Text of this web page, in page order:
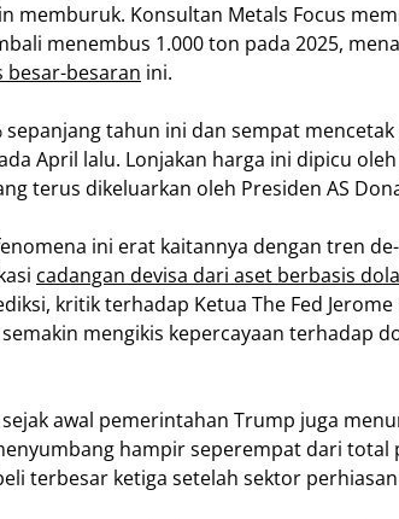
memburuk. Konsultan Metals Focus
menembus 1.000 ton pada 2025,
besar-besaran ini.
sepanjang tahun ini dan sempat
April lalu. Lonjakan harga ini dipicu
terus dikeluarkan oleh Presiden AS
ini erat kaitannya dengan tren
cadangan devisa dari aset berbasis
kritik terhadap Ketua The Fed Jerome
semakin mengikis kepercayaan terhadap
awal pemerintahan Trump juga
hampir seperempat dari total
terbesar ketiga setelah sektor